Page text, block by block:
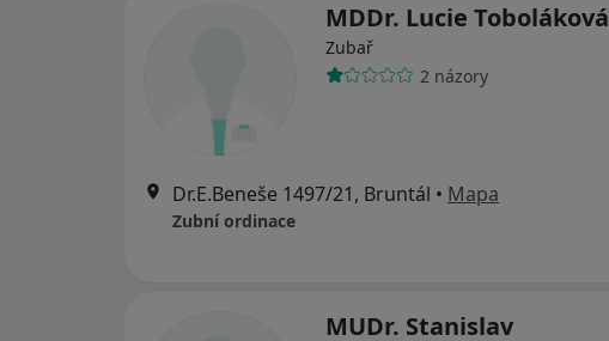
MDDr. Lucie Toboláková
Zubař
2 názory
Dr.E.Beneše 1497/21, Bruntál • Mapa
Zubní ordinace
MUDr. Stanislav